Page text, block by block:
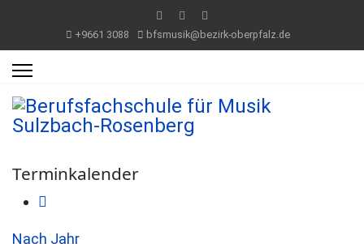
+9661 3088 bfsmusik@bezirk-oberpfalz.de
Terminkalender
Nach Jahr